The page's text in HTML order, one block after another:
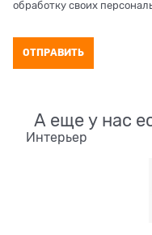
обработку своих
А еще у нас
Интерьер